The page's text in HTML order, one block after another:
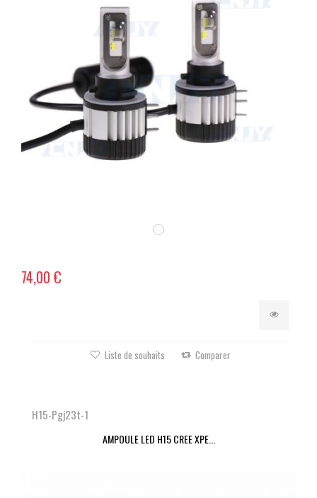
74,00 €
Liste de souhaits Comparer
H15-Pgj23t-1
AMPOULE LED H15 CREE XPE...